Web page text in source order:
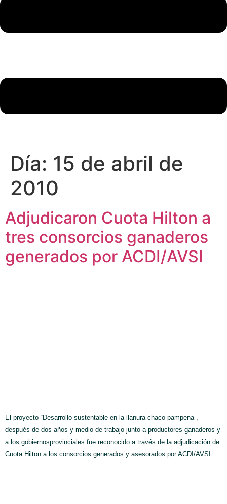
Día: 15 de abril de
2010
Adjudicaron Cuota Hilton a
tres consorcios ganaderos
generados por ACDI/AVSI
El proyecto “Desarrollo sustentable en la llanura chaco-pampena”,
después de dos años y medio de trabajo junto a productores ganaderos y
a los gobiernosprovinciales fue reconocido a través de la adjudicación de
Cuota Hilton a los consorcios generados y asesorados por ACDI/AVSI